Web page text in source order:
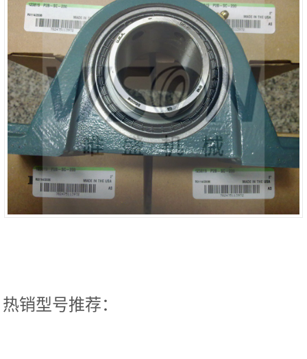
热销型号推荐：